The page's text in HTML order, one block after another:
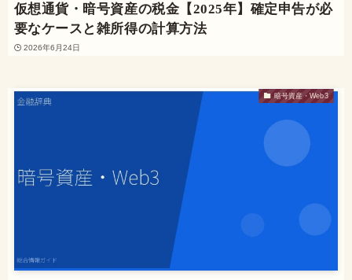
仮想通貨・暗号資産の税金【2025年】確定申告が必
要なケースと雑所得の計算方法
2026年6月24日
暗号資産・Web3